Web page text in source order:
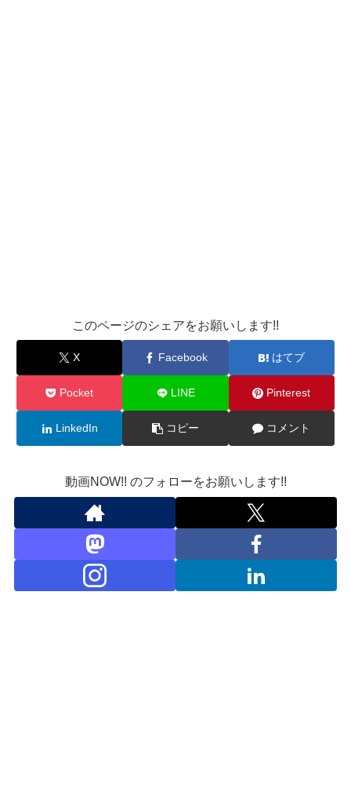
このページのシェアをお願いします!!
X Facebook はてブ
Pocket LINE Pinterest
LinkedIn コピー コメント
動画NOW!! のフォローをお願いします!!